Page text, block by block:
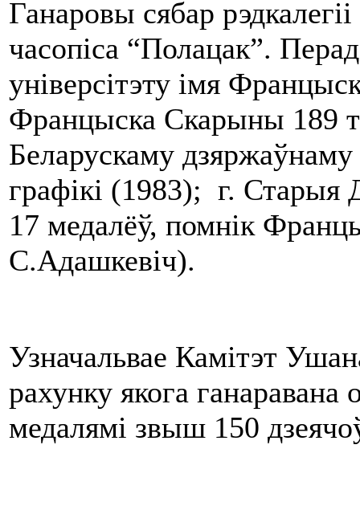
Ганаровы сябар
часопіса “Полацак”.
універсітэту імя
Францыска Скарыны 189
Беларускаму дзяржаўнаму
графікі (1983); г. Старыя
17 медалёў, помнік
С.Адашкевіч).
Узначальвае Камітэт
рахунку якога
медалямі звыш 150